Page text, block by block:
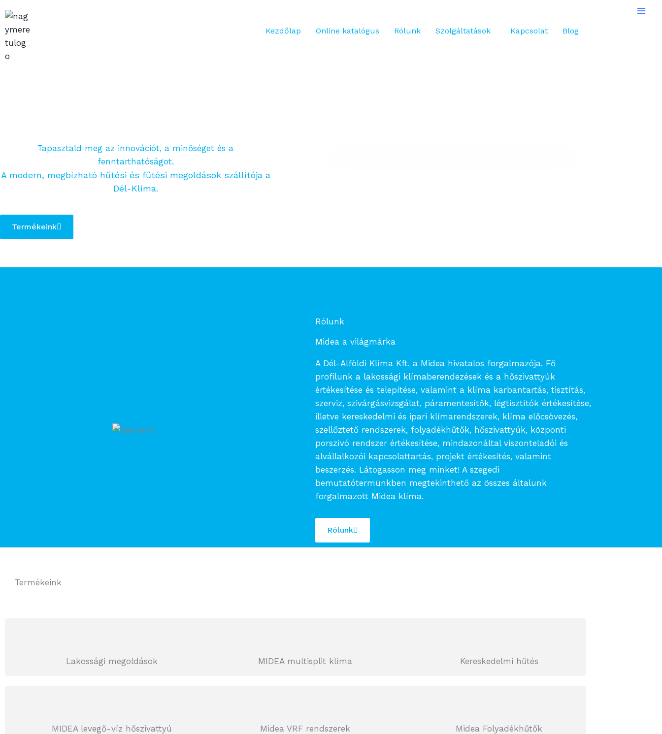
to
content
Kezdőlap Online katalógus Rólunk Szolgáltatások Kapcsolat Blog
Tapasztald meg az innovációt, a minőséget és a
fenntarthatóságot.
A modern, megbízható hűtési és fűtési megoldások szállítója a
Dél-Klíma.
Termékeink
Rólunk
Midea a világmárka
A Dél-Alföldi Klíma Kft. a Midea hivatalos forgalmazója. Fő
profilunk a lakossági klímaberendezések és a hőszivattyúk
értékesítése és telepítése, valamint a klíma karbantartás, tisztítás,
szerviz, szivárgásvizsgálat, páramentesítők, légtisztítók értékesítése,
illetve kereskedelmi és ipari klímarendszerek, klíma előcsövezés,
szellőztető rendszerek, folyadékhűtők, hőszivattyúk, központi
porszívó rendszer értékesítése, mindazonáltal viszonteladói és
alvállalkozói kapcsolattartás, projekt értékesítés, valamint
beszerzés. Látogasson meg minket! A szegedi
bemutatótermünkben megtekinthető az összes általunk
forgalmazott Midea klíma.
Rólunk
Termékeink
Lakossági megoldások MIDEA multisplit klíma Kereskedelmi hűtés
MIDEA levegő-víz hőszivattyú Midea VRF rendszerek Midea Folyadékhűtők